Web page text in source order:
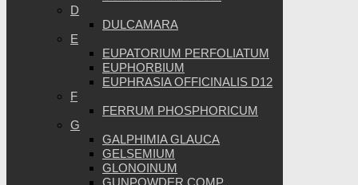
D
DULCAMARA
E
EUPATORIUM PERFOLIATUM
EUPHORBIUM
EUPHRASIA OFFICINALIS D12
F
FERRUM PHOSPHORICUM
G
GALPHIMIA GLAUCA
GELSEMIUM
GLONOINUM